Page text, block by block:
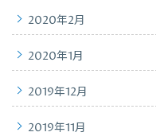
2020年2月
2020年1月
2019年12月
2019年11月